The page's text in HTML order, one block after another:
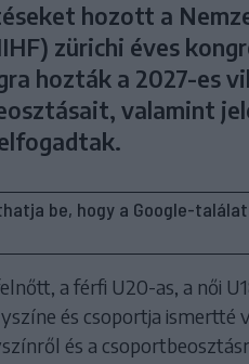
hozott a
zürichi éves
hozták a 2027-es
valamint
be, hogy a Google-
a férfi U20-as, a női
és csoportja
és a